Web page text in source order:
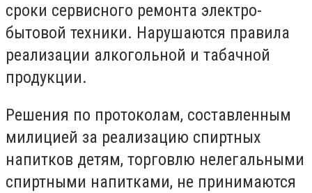
сроки сервисного ремонта электро-
бытовой техники. Нарушаются правила
реализации алкогольной и табачной
продукции.
Решения по протоколам, составленным
милицией за реализацию спиртных
напитков детям, торговлю нелегальными
спиртными напитками, не принимаются